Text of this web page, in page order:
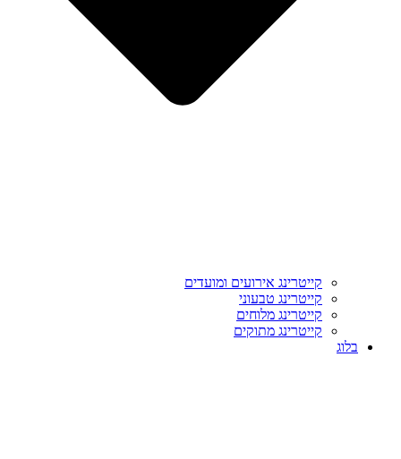
קייטרינג אירועים ומועדים
קייטרינג טבעוני
קייטרינג מלוחים
קייטרינג מתוקים
בלוג